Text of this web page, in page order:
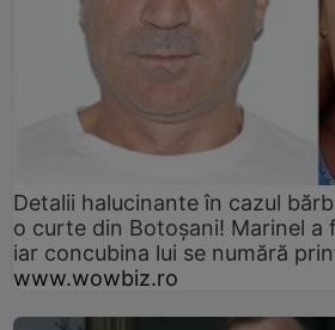
Detalii halucinante în cazul
o curte din Botoșani! Marinel a
iar concubina lui se numără
www.wowbiz.ro